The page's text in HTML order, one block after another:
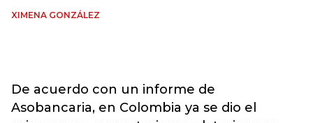
XIMENA GONZÁLEZ
De acuerdo con un informe de
Asobancaria, en Colombia ya se dio el